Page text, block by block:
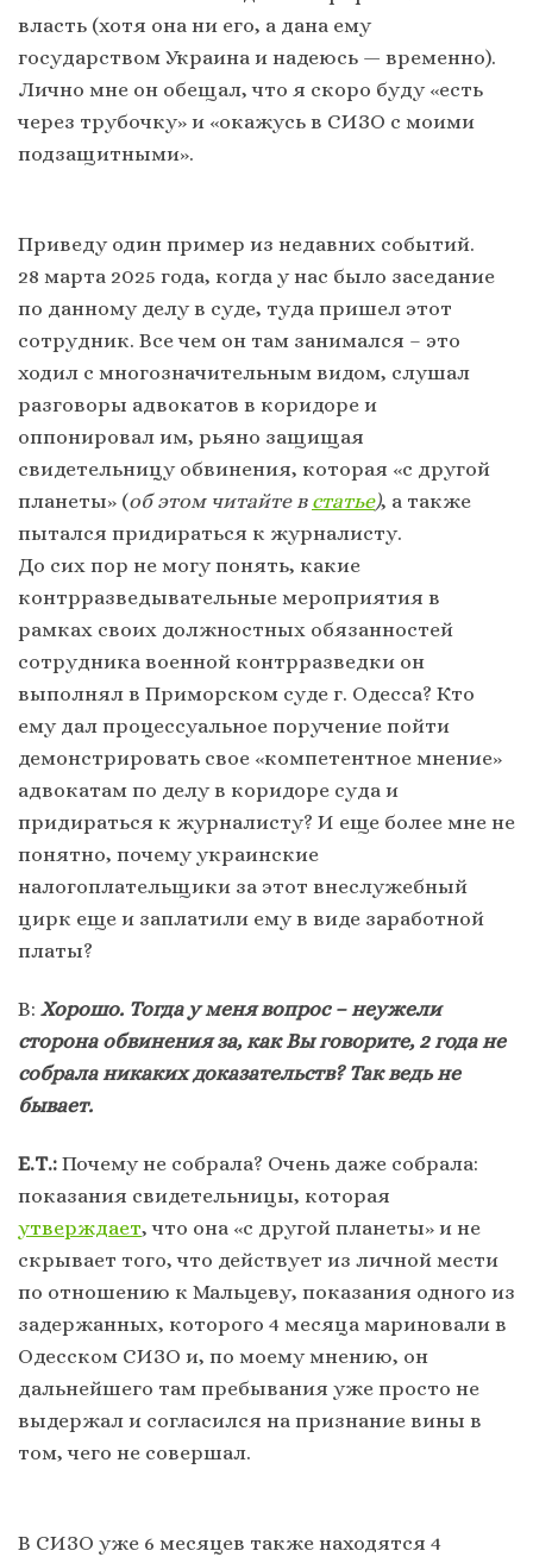
власть (хотя она ни его, а дана ему
государством Украина и надеюсь — временно).
Лично мне он обещал, что я скоро буду «есть
через трубочку» и «окажусь в СИЗО с моими
подзащитными».
Приведу один пример из недавних событий.
28 марта 2025 года, когда у нас было заседание
по данному делу в суде, туда пришел этот
сотрудник. Все чем он там занимался – это
ходил с многозначительным видом, слушал
разговоры адвокатов в коридоре и
оппонировал им, рьяно защищая
свидетельницу обвинения, которая «с другой
планеты» (об этом читайте в статье), а также
пытался придираться к журналисту.
До сих пор не могу понять, какие
контрразведывательные мероприятия в
рамках своих должностных обязанностей
сотрудника военной контрразведки он
выполнял в Приморском суде г. Одесса? Кто
ему дал процессуальное поручение пойти
демонстрировать свое «компетентное мнение»
адвокатам по делу в коридоре суда и
придираться к журналисту? И еще более мне не
понятно, почему украинские
налогоплательщики за этот внеслужебный
цирк еще и заплатили ему в виде заработной
платы?
В: Хорошо. Тогда у меня вопрос – неужели
сторона обвинения за, как Вы говорите, 2 года не
собрала никаких доказательств? Так ведь не
бывает.
Е.Т.: Почему не собрала? Очень даже собрала:
показания свидетельницы, которая
утверждает, что она «с другой планеты» и не
скрывает того, что действует из личной мести
по отношению к Мальцеву, показания одного из
задержанных, которого 4 месяца мариновали в
Одесском СИЗО и, по моему мнению, он
дальнейшего там пребывания уже просто не
выдержал и согласился на признание вины в
том, чего не совершал.
В СИЗО уже 6 месяцев также находятся 4